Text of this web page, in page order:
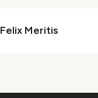
Felix Meritis